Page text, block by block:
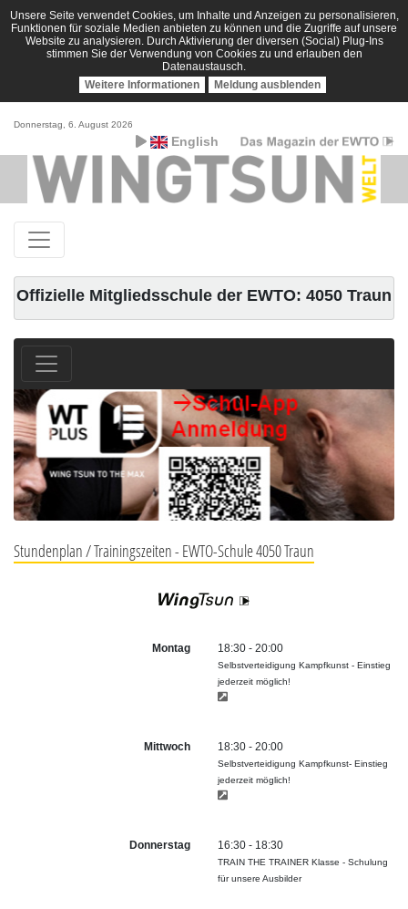
Unsere Seite verwendet Cookies, um Inhalte und Anzeigen zu personalisieren,
Funktionen für soziale Medien anbieten zu können und die Zugriffe auf unsere
Website zu analysieren. Durch Aktivierung der diversen (Social) Plug-Ins
stimmen Sie der Verwendung von Cookies zu und erlauben den
Datenaustausch.
Weitere Informationen
Meldung ausblenden
Donnerstag, 6. August 2026
English
Offizielle Mitgliedsschule der EWTO: 4050 Traun
Stundenplan / Trainingszeiten - EWTO-Schule 4050 Traun
Montag 18:30 - 20:00
Selbstverteidigung Kampfkunst - Einstieg
jederzeit möglich!
Mittwoch 18:30 - 20:00
Selbstverteidigung Kampfkunst- Einstieg
jederzeit möglich!
Donnerstag 16:30 - 18:30
TRAIN THE TRAINER Klasse - Schulung
für unsere Ausbilder